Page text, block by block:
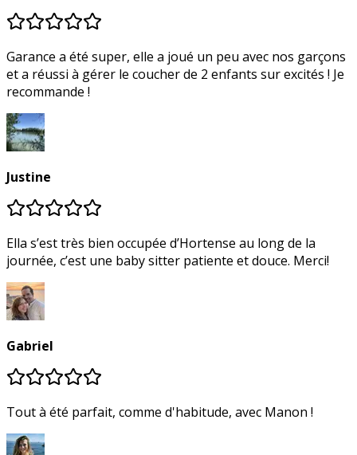
Garance a été super, elle a joué un peu avec nos garçons
et a réussi à gérer le coucher de 2 enfants sur excités ! Je
recommande !
Justine
Ella s’est très bien occupée d’Hortense au long de la
journée, c’est une baby sitter patiente et douce. Merci!
Gabriel
Tout à été parfait, comme d'habitude, avec Manon !